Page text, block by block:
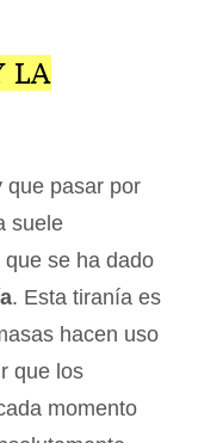
LA
que pasar por
suele
se ha dado
. Esta tiranía es
hacen uso
que los
momento